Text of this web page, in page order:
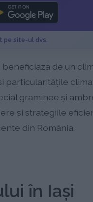
pe site-ul dvs.
de un
particularitățile
graminee și
și strategiile
din România.
în Iaşi